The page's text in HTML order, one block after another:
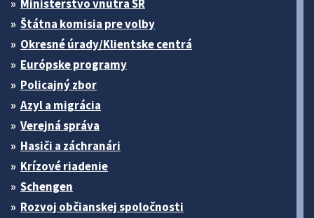
Ministerstvo vnútra SR
Štátna komisia pre volby
Okresné úrady/Klientske centrá
Európske programy
Policajný zbor
Azyl a migrácia
Verejná správa
Hasiči a záchranári
Krízové riadenie
Schengen
Rozvoj občianskej spoločnosti